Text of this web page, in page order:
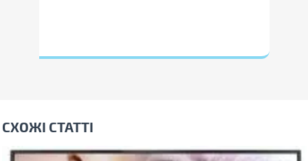
СХОЖІ СТАТТІ